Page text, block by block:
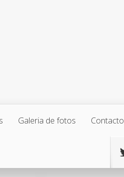
Galeria de fotos Contacto